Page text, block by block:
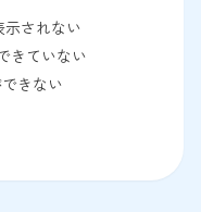
されない
きていない
きない